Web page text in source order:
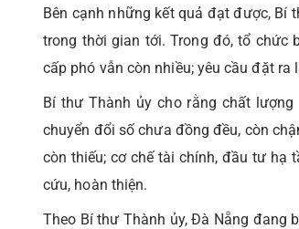
Bên cạnh những kết quả đạt được, Bí
trong thời gian tới. Trong đó, tổ chức
cấp phó vẫn còn nhiều; yêu cầu đặt
Bí thư Thành ủy cho rằng chất
chuyển đổi số chưa đồng đều, còn
còn thiếu; cơ chế tài chính, đầu tư hạ
cứu, hoàn thiện.
Theo Bí thư Thành ủy, Đà Nẵng đang